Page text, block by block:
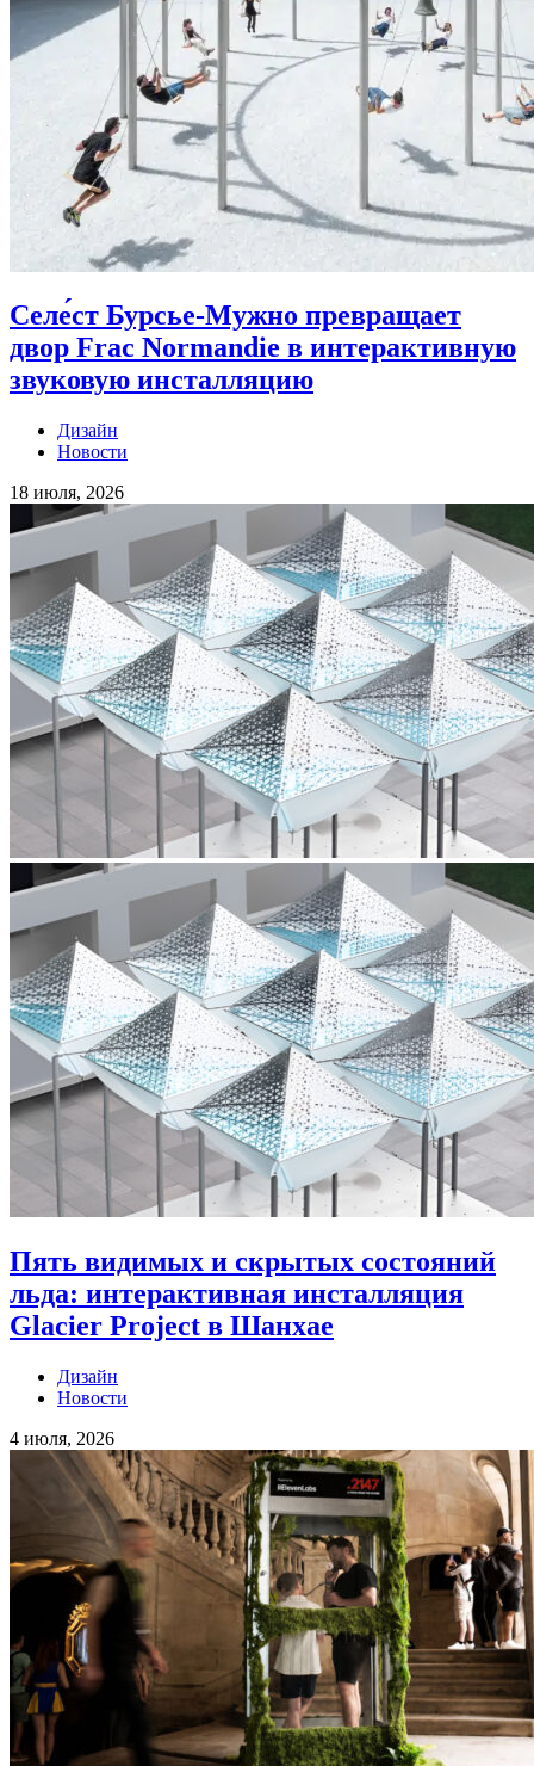
Селе́ст Бурсье-Мужно превращает
двор Frac Normandie в интерактивную
звуковую инсталляцию
Дизайн
Новости
18 июля, 2026
Пять видимых и скрытых состояний
льда: интерактивная инсталляция
Glacier Project в Шанхае
Дизайн
Новости
4 июля, 2026